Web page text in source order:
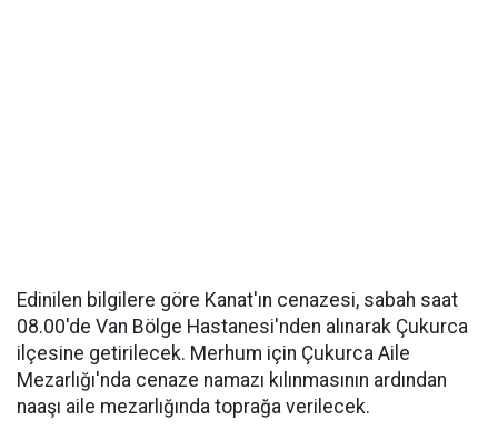
Edinilen bilgilere göre Kanat'ın cenazesi, sabah saat
08.00'de Van Bölge Hastanesi'nden alınarak Çukurca
ilçesine getirilecek. Merhum için Çukurca Aile
Mezarlığı'nda cenaze namazı kılınmasının ardından
naaşı aile mezarlığında toprağa verilecek.